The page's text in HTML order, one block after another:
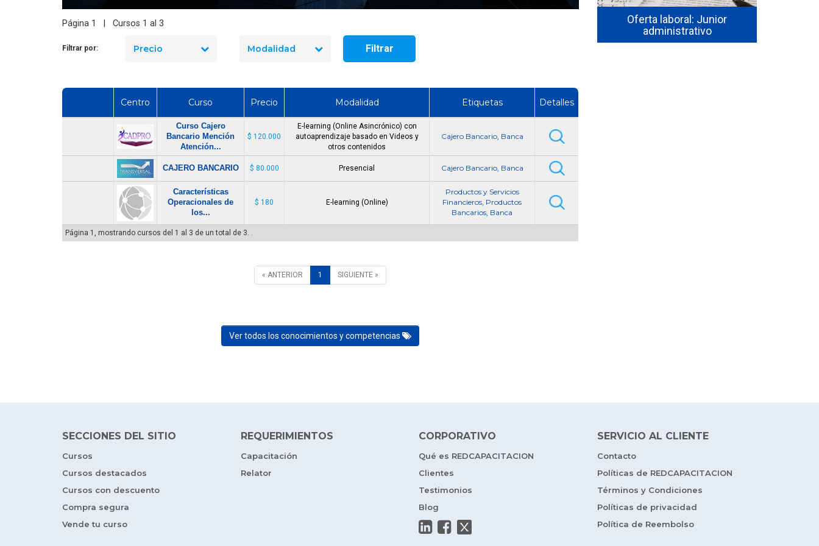
Página 1 | Cursos 1 al 3
Filtrar por: Precio Modalidad Filtrar
Centro Curso Precio Modalidad Etiquetas Detalles
Curso Cajero
Bancario Mención
Atención...
$ 120.000
E-learning (Online Asincrónico) con
autoaprendizaje basado en Videos y
otros contenidos
Cajero Bancario, Banca
CAJERO BANCARIO $ 80.000 Presencial Cajero Bancario, Banca
Características
Operacionales de
los...
$ 180 E-learning (Online)
Productos y Servicios
Financieros, Productos
Bancarios, Banca
Página 1, mostrando cursos del 1 al 3 de un total de 3. .
« ANTERIOR 1 SIGUIENTE »
Ver todos los conocimientos y competencias
Laboral Banquero
¿Por qué es importante
capacitarse con un curso de
Cajero bancario?
¿Qué requisitos se debe
RIESGOS FINANCIEROS para
Oferta laboral: Junior
administrativo
SECCIONES DEL SITIO
Cursos
Cursos destacados
Cursos con descuento
Compra segura
Vende tu curso
REQUERIMIENTOS
Capacitación
Relator
CORPORATIVO
Qué es REDCAPACITACION
Clientes
Testimonios
Blog
SERVICIO AL CLIENTE
Contacto
Políticas de REDCAPACITACION
Términos y Condiciones
Políticas de privacidad
Política de Reembolso